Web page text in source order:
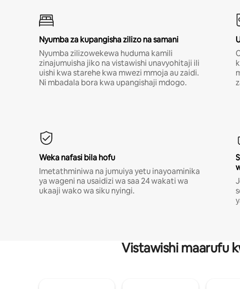
Nyumba za kupangisha zilizo na samani
Nyumba zilizowekewa huduma kamili
zinajumuisha jiko na vistawishi unavyohitaji ili
uishi kwa starehe kwa mwezi mmoja au zaidi.
Ni mbadala bora kwa upangishaji mdogo.
Weka nafasi bila hofu
Imetathminiwa na jumuiya yetu inayoaminika
ya wageni na usaidizi wa saa 24 wakati wa
ukaaji wako wa siku nyingi.
Vistawishi maarufu